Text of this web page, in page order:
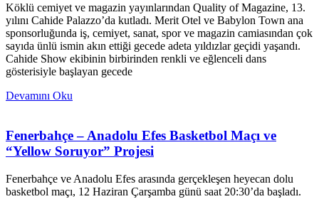
Köklü cemiyet ve magazin yayınlarından Quality of Magazine, 13.
yılını Cahide Palazzo’da kutladı. Merit Otel ve Babylon Town ana
sponsorluğunda iş, cemiyet, sanat, spor ve magazin camiasından çok
sayıda ünlü ismin akın ettiği gecede adeta yıldızlar geçidi yaşandı.
Cahide Show ekibinin birbirinden renkli ve eğlenceli dans
gösterisiyle başlayan gecede
Devamını Oku
Fenerbahçe – Anadolu Efes Basketbol Maçı ve
“Yellow Soruyor” Projesi
Fenerbahçe ve Anadolu Efes arasında gerçekleşen heyecan dolu
basketbol maçı, 12 Haziran Çarşamba günü saat 20:30’da başladı.